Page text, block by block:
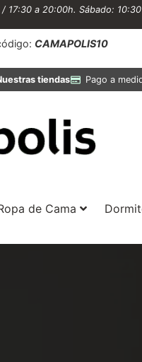
17:30 a 20:00h. Sábado:
CAMAPOLIS10
tiendas Pago a
de Cama